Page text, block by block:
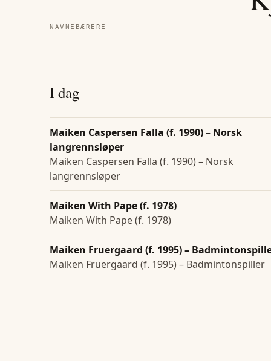
NAVNEBÆRERE
I dag
Maiken Caspersen Falla (f. 1990) – Norsk
langrennsløper
Maiken Caspersen Falla (f. 1990) – Norsk
langrennsløper
Maiken With Pape (f. 1978)
Maiken With Pape (f. 1978)
Maiken Fruergaard (f. 1995) –
Maiken Fruergaard (f. 1995) – Badmintonspiller